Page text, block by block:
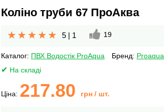
Коліно труби 67 ПроАква
5 | 1 19
Каталог: ПВХ Водостік ProAqua Бренд: Proaqua
На складі
Ціна: 217.80 грн / шт.